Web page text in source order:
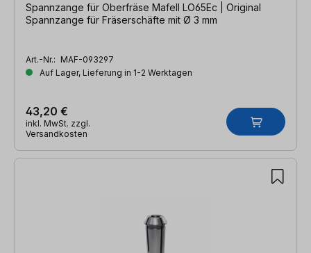
Spannzange für Oberfräse Mafell LO65Ec | Original
Spannzange für Fräserschäfte mit Ø 3 mm
Art.-Nr.: MAF-093297
Auf Lager, Lieferung in 1-2 Werktagen
43,20 €
inkl. MwSt. zzgl.
Versandkosten